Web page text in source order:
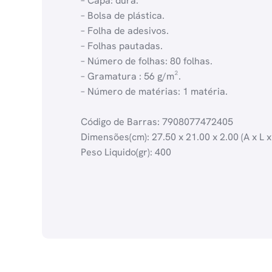
– Bolsa de plástica.
– Folha de adesivos.
– Folhas pautadas.
– Número de folhas: 80 folhas.
– Gramatura : 56 g/m².
– Número de matérias: 1 matéria.
Código de Barras: 7908077472405
Dimensões(cm): 27.50 x 21.00 x 2.00 (A x L
Peso Liquido(gr): 400